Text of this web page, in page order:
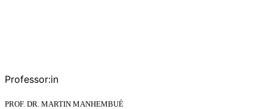
Professor:in
PROF. DR. MARTIN MANHEMBUÉ